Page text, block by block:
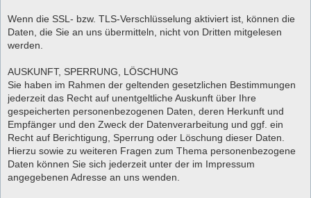
Wenn die SSL- bzw. TLS-Verschlüsselung aktiviert ist, können die
Daten, die Sie an uns übermitteln, nicht von Dritten mitgelesen
werden.
AUSKUNFT, SPERRUNG, LÖSCHUNG
Sie haben im Rahmen der geltenden gesetzlichen Bestimmungen
jederzeit das Recht auf unentgeltliche Auskunft über Ihre
gespeicherten personenbezogenen Daten, deren Herkunft und
Empfänger und den Zweck der Datenverarbeitung und ggf. ein
Recht auf Berichtigung, Sperrung oder Löschung dieser Daten.
Hierzu sowie zu weiteren Fragen zum Thema personenbezogene
Daten können Sie sich jederzeit unter der im Impressum
angegebenen Adresse an uns wenden.